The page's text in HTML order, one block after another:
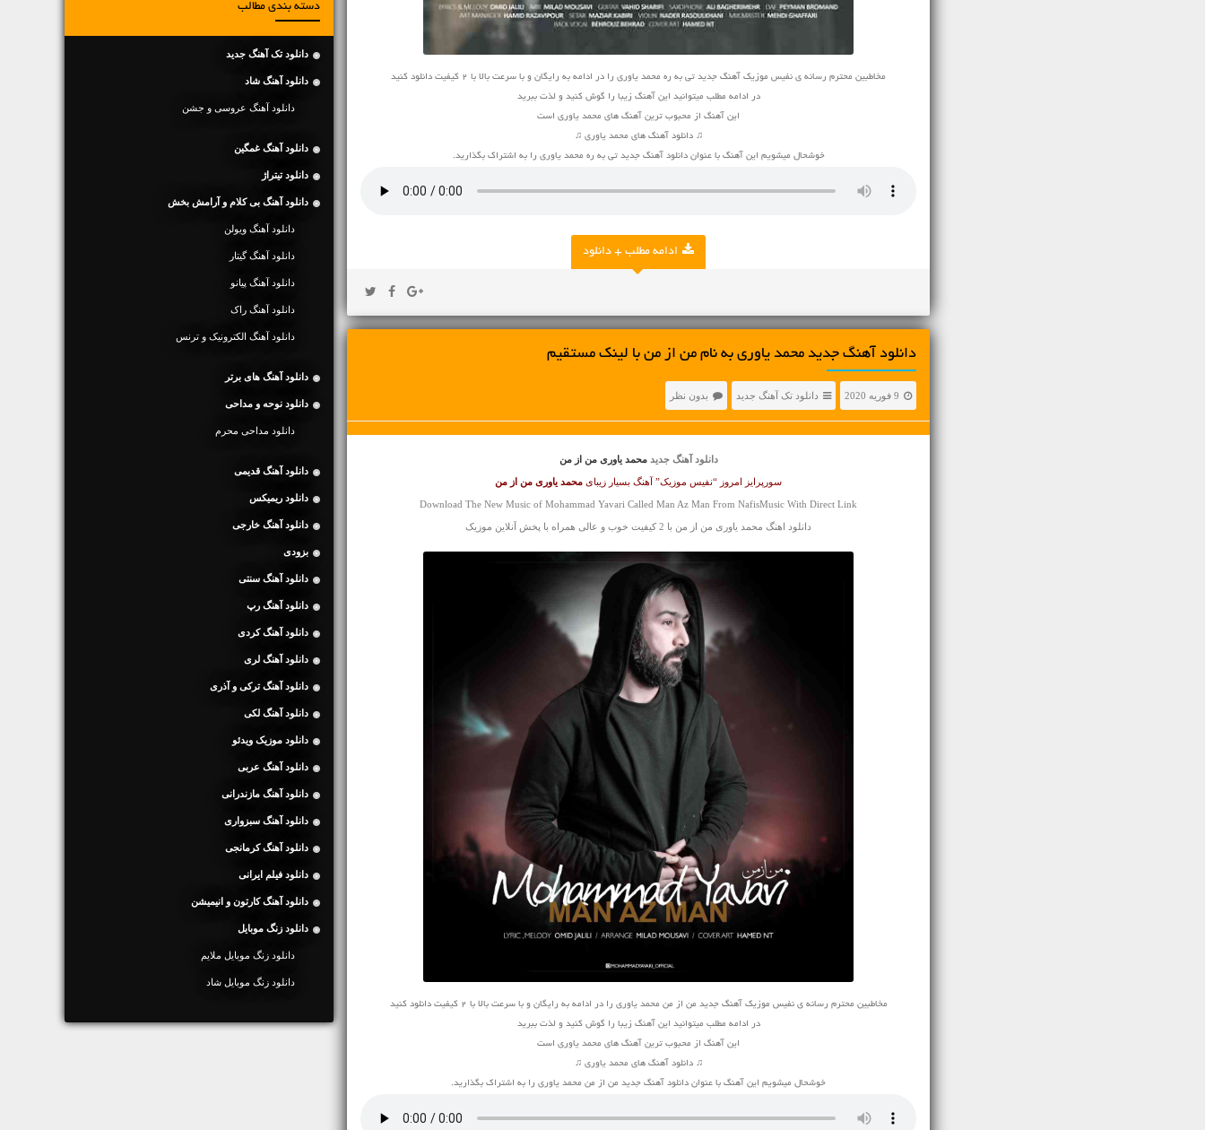
مخاطبین محترم رسانه ی نفیس موزیک آهنگ جدید تی به ره محمد یاوری را در ادامه به رایگان و با سرعت بالا با 2 کیفیت دانلود کنید
در ادامه مطلب میتوانید این آهنگ زیبا را گوش کنید و لذت ببرید
این آهنگ از محبوب ترین آهنگ های محمد یاوری است
♫ دانلود آهنگ های محمد یاوری ♫
خوشحال میشویم این آهنگ با عنوان دانلود آهنگ جدید تی به ره محمد یاوری را به اشتراک بگذارید.
ادامه مطلب + دانلود
دانلود آهنگ جديد محمد یاوری به نام من از من با لینک مستقیم
9 فوریه 2020 دانلود تک آهنگ جدید بدون نظر
دانلود آهنگ جدید محمد یاوری من از من
سورپرایز امروز “نفیس موزیک” آهنگ بسیار زیبای محمد یاوری من از من
Download The New Music of Mohammad Yavari Called Man Az Man From NafisMusic With Direct Link
دانلود اهنگ محمد یاوری من از من با 2 کیفیت خوب و عالی همراه با پخش آنلاین موزیک
مخاطبین محترم رسانه ی نفیس موزیک آهنگ جدید من از من محمد یاوری را در ادامه به رایگان و با سرعت بالا با 2 کیفیت دانلود کنید
در ادامه مطلب میتوانید این آهنگ زیبا را گوش کنید و لذت ببرید
این آهنگ از محبوب ترین آهنگ های محمد یاوری است
♫ دانلود آهنگ های محمد یاوری ♫
خوشحال میشویم این آهنگ با عنوان دانلود آهنگ جدید من از من محمد یاوری را به اشتراک بگذارید.
دسته بندی مطالب
دانلود تک آهنگ جدید
دانلود آهنگ شاد
دانلود آهنگ عروسی و جشن
دانلود آهنگ غمگین
دانلود تیتراژ
دانلود آهنگ بی کلام و آرامش بخش
دانلود آهنگ ویولن
دانلود آهنگ گیتار
دانلود آهنگ پیانو
دانلود آهنگ راک
دانلود آهنگ الکترونیک و ترنس
دانلود آهنگ های برتر
دانلود نوحه و مداحی
دانلود مداحی محرم
دانلود آهنگ قدیمی
دانلود ریمیکس
دانلود آهنگ خارجی
بزودی
دانلود آهنگ سنتی
دانلود آهنگ رپ
دانلود آهنگ کردی
دانلود آهنگ لری
دانلود آهنگ ترکی و آذری
دانلود آهنگ لکی
دانلود موزیک ویدئو
دانلود آهنگ عربی
دانلود آهنگ مازندرانی
دانلود آهنگ سبزواری
دانلود آهنگ کرمانجی
دانلود فیلم ایرانی
دانلود آهنگ کارتون و انیمیشن
دانلود زنگ موبایل
دانلود زنگ موبایل ملایم
دانلود زنگ موبایل شاد